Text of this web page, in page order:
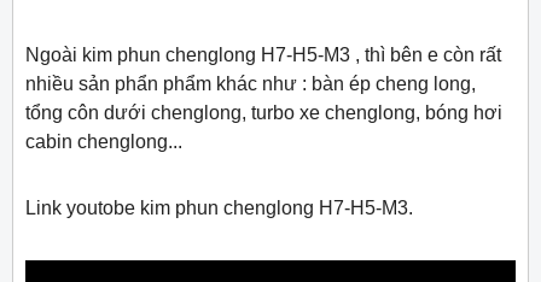
Ngoài kim phun chenglong H7-H5-M3 , thì bên e còn rất
nhiều sản phẩn phẩm khác như : bàn ép cheng long,
tổng côn dưới chenglong, turbo xe chenglong, bóng hơi
cabin chenglong...
Link youtobe kim phun chenglong H7-H5-M3.